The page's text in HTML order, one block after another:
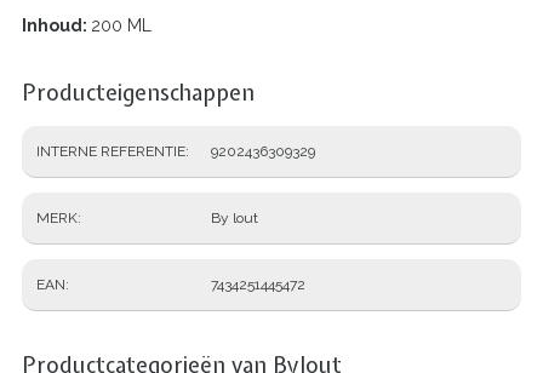
Inhoud: 200 ML
Producteigenschappen
INTERNE REFERENTIE 9202436309329
MERK By lout
EAN 7434251445472
Productcategorieën van Bylout